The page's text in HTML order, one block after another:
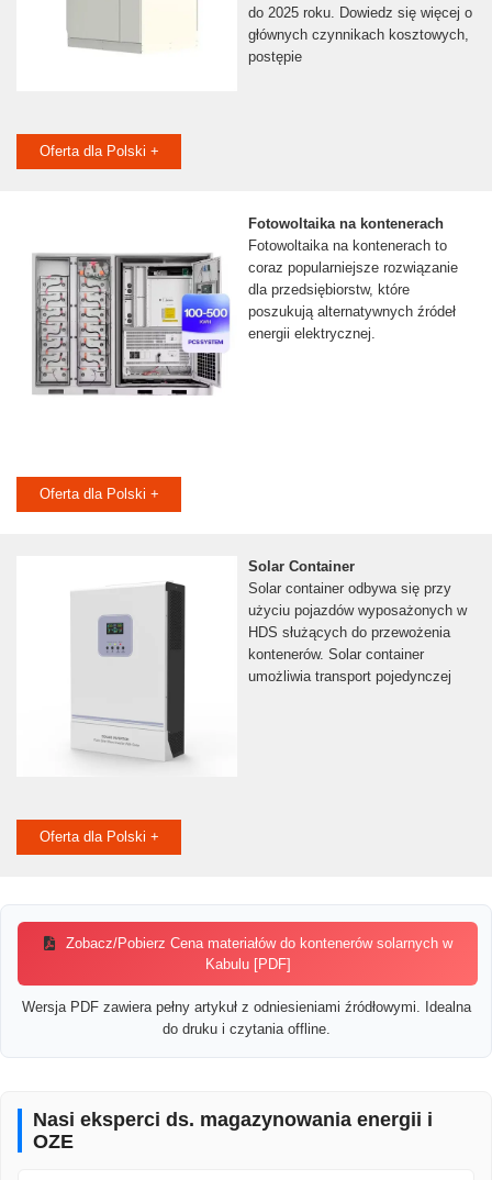
do 2025 roku. Dowiedz się więcej o
głównych czynnikach kosztowych,
postępie
Oferta dla Polski +
Fotowoltaika na kontenerach
Fotowoltaika na kontenerach to
coraz popularniejsze rozwiązanie
dla przedsiębiorstw, które
poszukują alternatywnych źródeł
energii elektrycznej.
Oferta dla Polski +
Solar Container
Solar container odbywa się przy
użyciu pojazdów wyposażonych w
HDS służących do przewożenia
kontenerów. Solar container
umożliwia transport pojedynczej
Oferta dla Polski +
Zobacz/Pobierz Cena materiałów do kontenerów solarnych w
Kabulu [PDF]
Wersja PDF zawiera pełny artykuł z odniesieniami źródłowymi. Idealna
do druku i czytania offline.
Nasi eksperci ds. magazynowania energii i
OZE